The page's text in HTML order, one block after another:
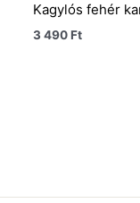
Kagylós fehér
3 490Ft